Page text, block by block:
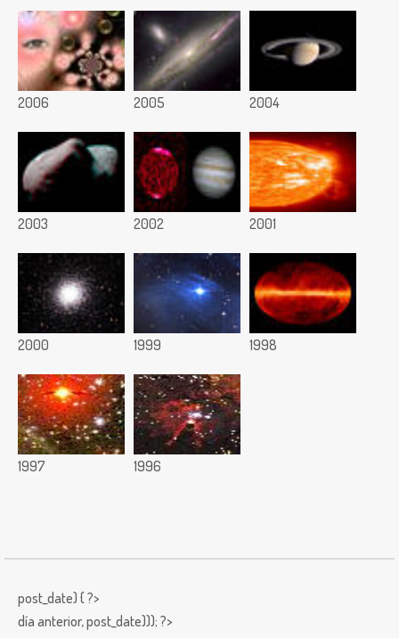
2006 2005 2004
2003 2002 2001
2000 1999 1998
1997 1996
post_date) { ?>
día anterior,post_date))); ?>